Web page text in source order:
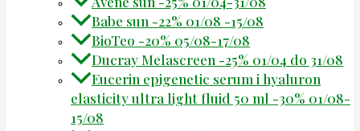
Babe sun -22% 01/08 -15/08
BioTeo -20% 05/08-17/08
Ducray Melascreen -25% 01/04 do 31/08
Eucerin epigenetic serum i hyaluron
elasticity ultra light fluid 50 ml -30% 01/08-
15/08